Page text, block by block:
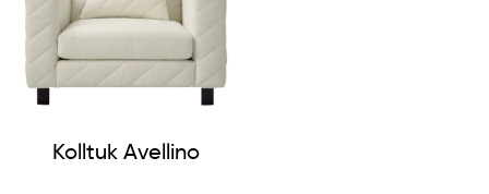
Kolltuk Avellino